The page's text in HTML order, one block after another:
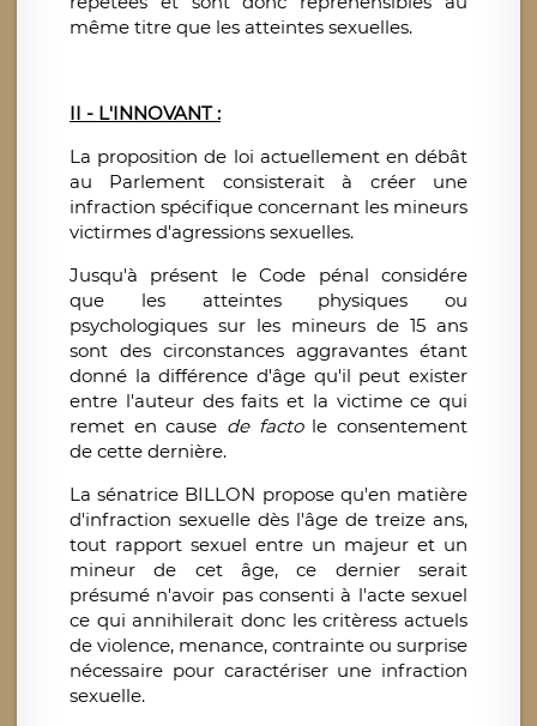
même titre que les atteintes sexuelles.
II - L'INNOVANT :
La proposition de loi actuellement en débât
au Parlement consisterait à créer une
infraction spécifique concernant les mineurs
victirmes d'agressions sexuelles.
Jusqu'à présent le Code pénal considére
que les atteintes physiques ou
psychologiques sur les mineurs de 15 ans
sont des circonstances aggravantes étant
donné la différence d'âge qu'il peut exister
entre l'auteur des faits et la victime ce qui
remet en cause de factole consentement
de cette dernière.
La sénatrice BILLON propose qu'en matière
d'infraction sexuelle dès l'âge de treize ans,
tout rapport sexuel entre un majeur et un
mineur de cet âge, ce dernier serait
présumé n'avoir pas consenti à l'acte sexuel
ce qui annihilerait donc les critèress actuels
de violence, menance, contrainte ou surprise
nécessaire pour caractériser une infraction
sexuelle.